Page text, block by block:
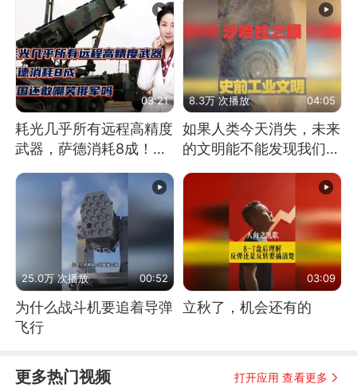
03:21
耗光几乎所有远程高精度
武器，萨德消耗8成！美
8.3万 次播放 04:05
如果人类今天消失，未来
的文明能不能发现我们存
25.0万 次播放 00:52
为什么战斗机要追着导弹
飞行
03:09
立秋了，机会还有的
更多热门视频 打开应用 查看更多